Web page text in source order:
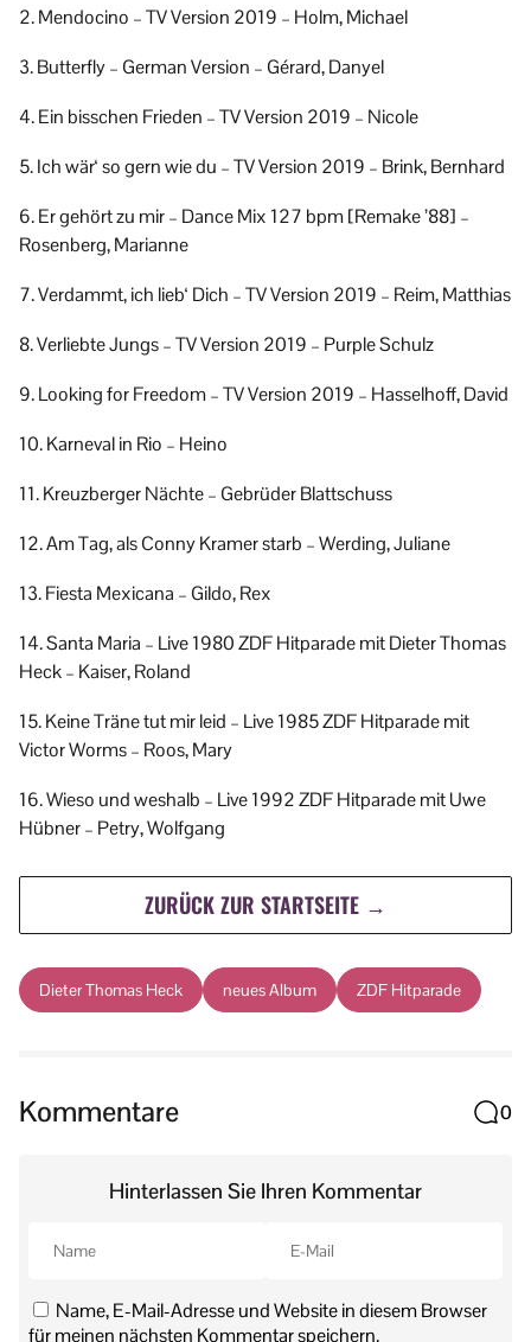
2. Mendocino – TV Version 2019 – Holm, Michael
3. Butterfly – German Version – Gérard, Danyel
4. Ein bisschen Frieden – TV Version 2019 – Nicole
5. Ich wär‘ so gern wie du – TV Version 2019 – Brink, Bernhard
6. Er gehört zu mir – Dance Mix 127 bpm [Remake ’88] –
Rosenberg, Marianne
7. Verdammt, ich lieb‘ Dich – TV Version 2019 – Reim, Matthias
8. Verliebte Jungs – TV Version 2019 – Purple Schulz
9. Looking for Freedom – TV Version 2019 – Hasselhoff, David
10. Karneval in Rio – Heino
11. Kreuzberger Nächte – Gebrüder Blattschuss
12. Am Tag, als Conny Kramer starb – Werding, Juliane
13. Fiesta Mexicana – Gildo, Rex
14. Santa Maria – Live 1980 ZDF Hitparade mit Dieter Thomas
Heck – Kaiser, Roland
15. Keine Träne tut mir leid – Live 1985 ZDF Hitparade mit
Victor Worms – Roos, Mary
16. Wieso und weshalb – Live 1992 ZDF Hitparade mit Uwe
Hübner – Petry, Wolfgang
ZURÜCK ZUR STARTSEITE →
Dieter Thomas Heck neues Album ZDF Hitparade
Kommentare 0
Hinterlassen Sie Ihren Kommentar
Name, E-Mail-Adresse und Website in diesem Browser
für meinen nächsten Kommentar speichern.